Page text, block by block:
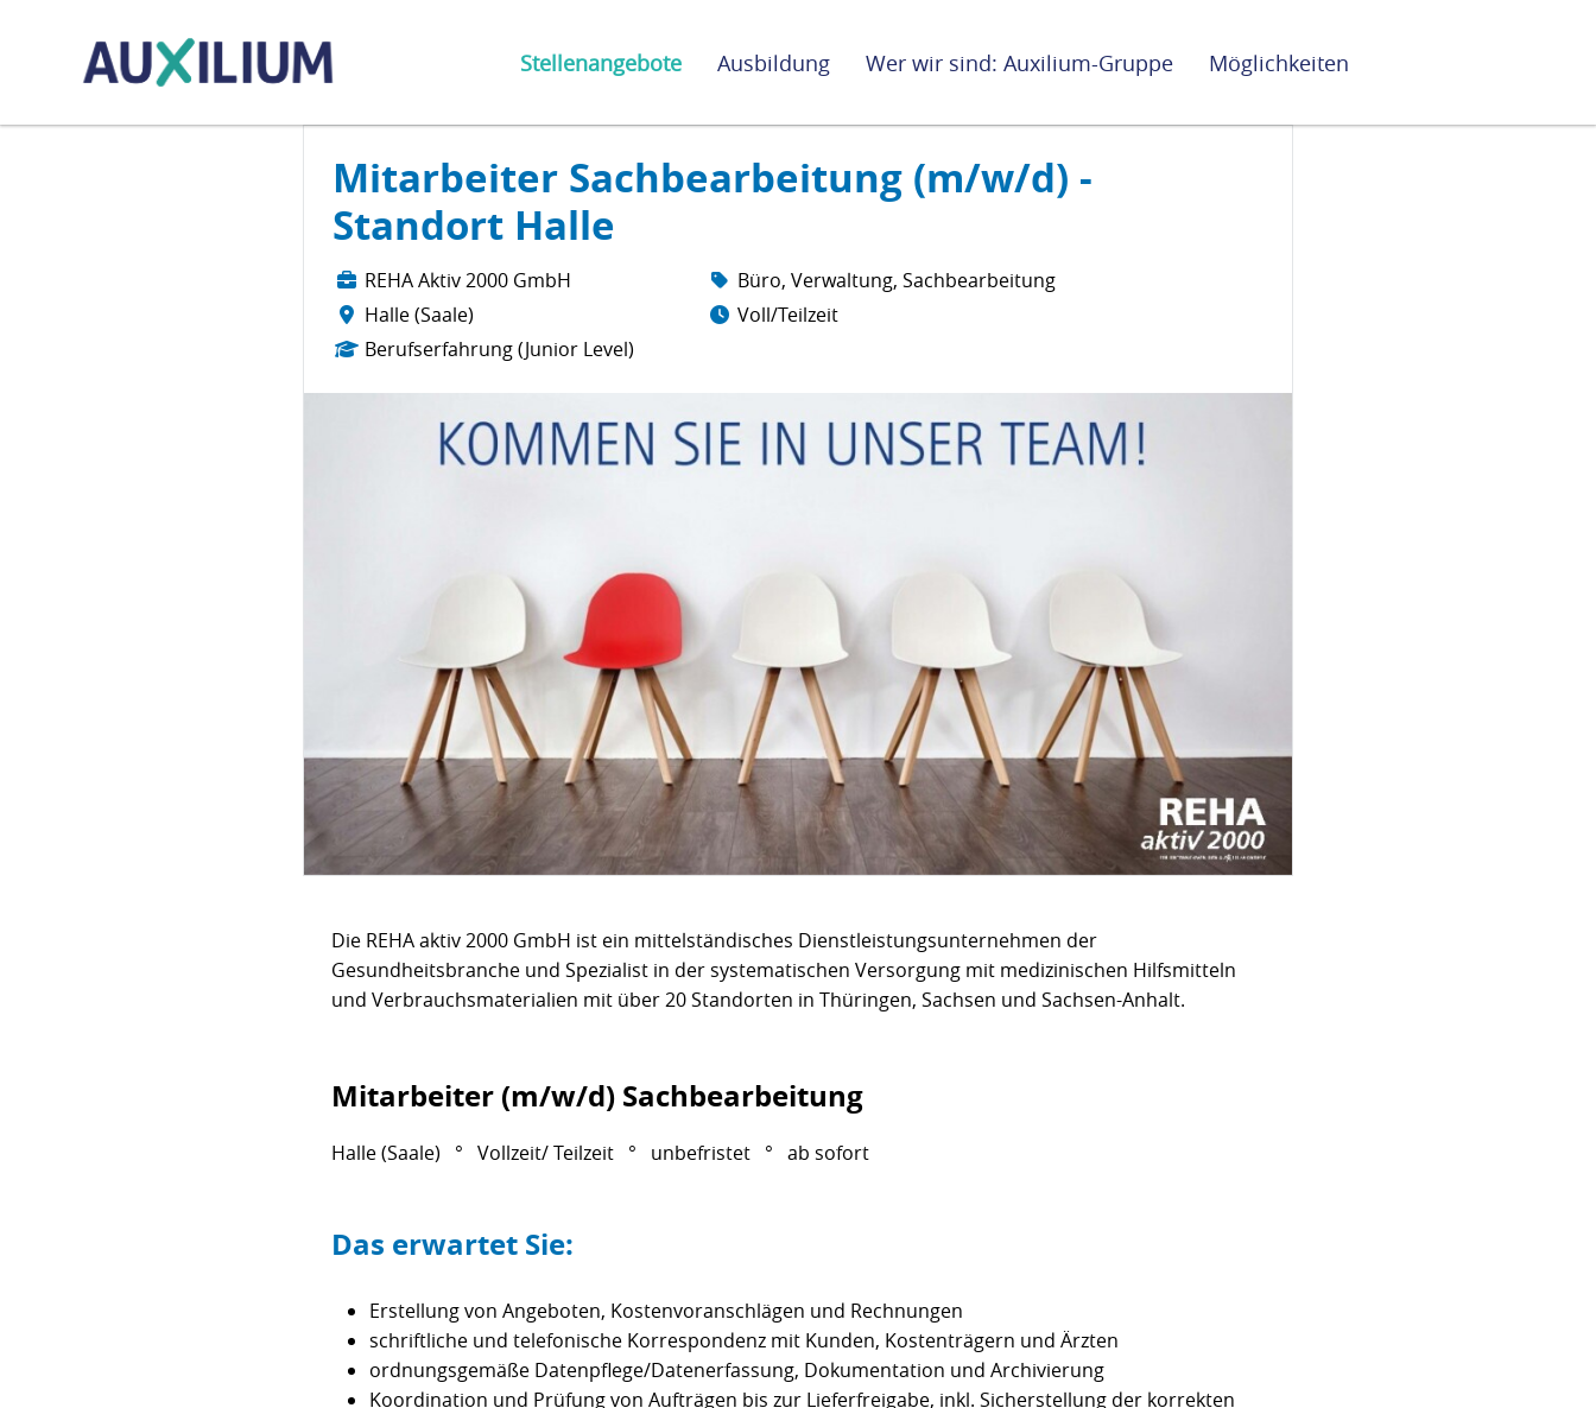
Stellenangebote Ausbildung Wer wir sind: Auxilium-Gruppe Möglichkeiten
Mitarbeiter Sachbearbeitung (m/w/d) -
Standort Halle
REHA Aktiv 2000 GmbH
Halle (Saale)
Berufserfahrung (Junior Level)
Büro, Verwaltung, Sachbearbeitung
Voll/Teilzeit
Die REHA aktiv 2000 GmbH ist ein mittelständisches Dienstleistungsunternehmen der
Gesundheitsbranche und Spezialist in der systematischen Versorgung mit medizinischen Hilfsmitteln
und Verbrauchsmaterialien mit über 20 Standorten in Thüringen, Sachsen und Sachsen-Anhalt.
Mitarbeiter (m/w/d) Sachbearbeitung
Halle (Saale) ° Vollzeit/ Teilzeit ° unbefristet ° ab sofort
Das erwartet Sie:
Erstellung von Angeboten, Kostenvoranschlägen und Rechnungen
schriftliche und telefonische Korrespondenz mit Kunden, Kostenträgern und Ärzten
ordnungsgemäße Datenpflege/Datenerfassung, Dokumentation und Archivierung
Koordination und Prüfung von Aufträgen bis zur Lieferfreigabe, inkl. Sicherstellung der korrekten